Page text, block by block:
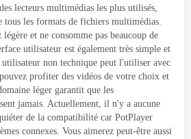
lecteurs multimédias les plus utilisés,
tous les formats de fichiers multimédias.
et ne consomme pas beaucoup de
utilisateur est également très simple et
non technique peut l'utiliser avec
profiter des vidéos de votre choix et
léger garantit que les
jamais. Actuellement, il n'y a aucune
de la compatibilité car PotPlayer
connexes. Vous aimerez peut-être aussi